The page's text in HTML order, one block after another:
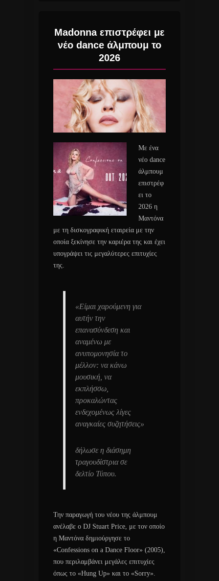
Madonna επιστρέφει με
νέο dance άλμπουμ το
2026
Με ένα
νέο dance
άλμπουμ
επιστρέφ
ει το
2026 η
Μαντόνα
με τη δισκογραφική εταιρεία με την
οποία ξεκίνησε την καριέρα της και έχει
υπογράψει τις μεγαλύτερες επιτυχίες
της.
«Είμαι χαρούμενη για
αυτήν την
επανασύνδεση και
αναμένω με
ανυπομονησία το
μέλλον: να κάνω
μουσική, να
εκπλήσσω,
προκαλώντας
ενδεχομένως λίγες
αναγκαίες συζητήσεις»
δήλωσε η διάσημη
τραγουδίστρια σε
δελτίο Τύπου.
Την παραγωγή του νέου της άλμπουμ
ανέλαβε ο DJ Stuart Price, με τον οποίο
η Μαντόνα δημιούργησε το
«Confessions on a Dance Floor» (2005),
που περιλαμβάνει μεγάλες επιτυχίες
όπως το «Hung Up» και το «Sorry».